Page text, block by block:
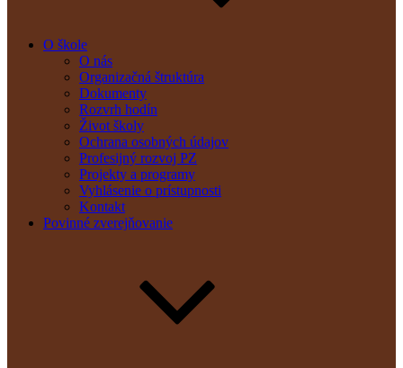
O škole
O nás
Organizačná štruktúra
Dokumenty
Rozvrh hodín
Život školy
Ochrana osobných údajov
Profesijný rozvoj PZ
Projekty a programy
Vyhlásenie o prístupnosti
Kontakt
Povinné zverejňovanie